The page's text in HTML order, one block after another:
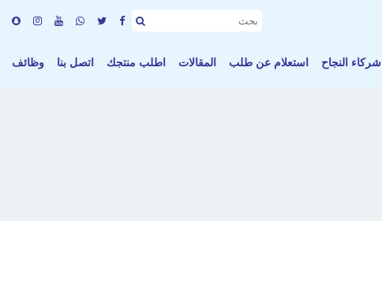
شركاء النجاح استعلام عن طلب المقالات اطلب منتجك اتصل بنا وظائف